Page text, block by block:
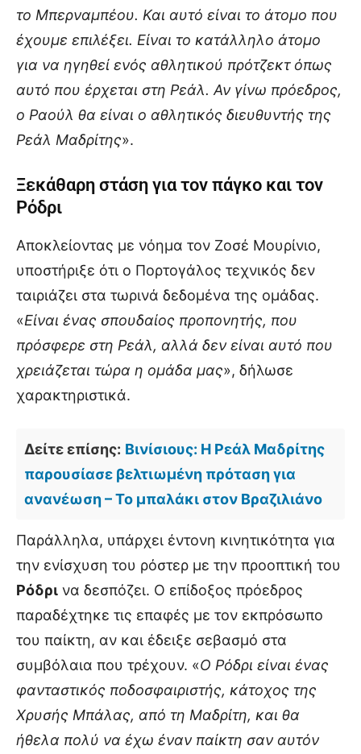
το Μπερναμπέου. Και αυτό είναι το άτομο που
έχουμε επιλέξει. Είναι το κατάλληλο άτομο
για να ηγηθεί ενός αθλητικού πρότζεκτ όπως
αυτό που έρχεται στη Ρεάλ. Αν γίνω πρόεδρος,
ο Ραούλ θα είναι ο αθλητικός διευθυντής της
Ρεάλ Μαδρίτης».
Ξεκάθαρη στάση για τον πάγκο και τον
Ρόδρι
Αποκλείοντας με νόημα τον Ζοσέ Μουρίνιο,
υποστήριξε ότι ο Πορτογάλος τεχνικός δεν
ταιριάζει στα τωρινά δεδομένα της ομάδας.
«Είναι ένας σπουδαίος προπονητής, που
πρόσφερε στη Ρεάλ, αλλά δεν είναι αυτό που
χρειάζεται τώρα η ομάδα μας», δήλωσε
χαρακτηριστικά.
Δείτε επίσης: Βινίσιους: Η Ρεάλ Μαδρίτης
παρουσίασε βελτιωμένη πρόταση για
ανανέωση – Το μπαλάκι στον Βραζιλιάνο
Παράλληλα, υπάρχει έντονη κινητικότητα για
την ενίσχυση του ρόστερ με την προοπτική του
Ρόδρι να δεσπόζει. Ο επίδοξος πρόεδρος
παραδέχτηκε τις επαφές με τον εκπρόσωπο
του παίκτη, αν και έδειξε σεβασμό στα
συμβόλαια που τρέχουν. «Ο Ρόδρι είναι ένας
φανταστικός ποδοσφαιριστής, κάτοχος της
Χρυσής Μπάλας, από τη Μαδρίτη, και θα
ήθελα πολύ να έχω έναν παίκτη σαν αυτόν